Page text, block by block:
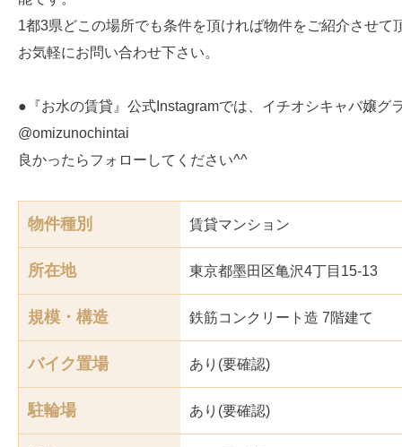
1都3県どこの場所でも条件を頂ければ物件をご紹介させて
お気軽にお問い合わせ下さい。
●『お水の賃貸』公式Instagramでは、イチオシキャバ嬢グ
@omizunochintai
良かったらフォローしてください^^
物件種別 賃貸マンション
所在地 東京都墨田区亀沢4丁目15-13
規模・構造 鉄筋コンクリート造 7階建て
バイク置場 あり(要確認)
駐輪場 あり(要確認)